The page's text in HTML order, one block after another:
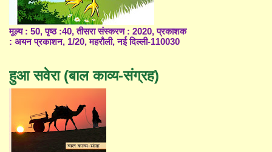
मूल्य : 50, पृष्ठ :40, तीसरा संस्करण : 2020, प्रकाशक
: अयन प्रकाशन, 1/20, महरौली, नई दिल्ली-110030
हुआ सवेरा (बाल काव्य-संग्रह)